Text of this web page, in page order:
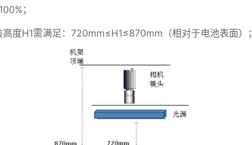
；
度H1需满足：720mm≤H1≤870mm（相对于电池表面）；